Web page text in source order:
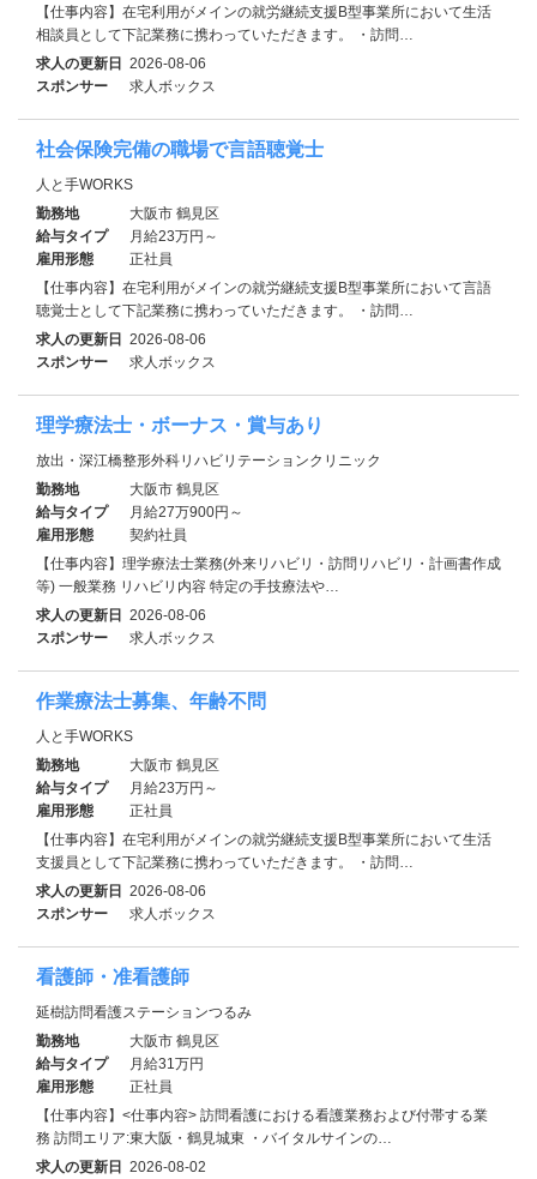
【仕事内容】在宅利用がメインの就労継続支援B型事業所において生活
相談員として下記業務に携わっていただきます。 ・訪問…
求人の更新日 2026-08-06
スポンサー
求人ボックス
社会保険完備の職場で言語聴覚士
人と手WORKS
勤務地
大阪市 鶴見区
給与タイプ
月給23万円～
雇用形態
正社員
【仕事内容】在宅利用がメインの就労継続支援B型事業所において言語
聴覚士として下記業務に携わっていただきます。 ・訪問…
求人の更新日 2026-08-06
スポンサー
求人ボックス
理学療法士・ボーナス・賞与あり
放出・深江橋整形外科リハビリテーションクリニック
勤務地
大阪市 鶴見区
給与タイプ
月給27万900円～
雇用形態
契約社員
【仕事内容】理学療法士業務(外来リハビリ・訪問リハビリ・計画書作成
等) 一般業務 リハビリ内容 特定の手技療法や…
求人の更新日 2026-08-06
スポンサー
求人ボックス
作業療法士募集、年齢不問
人と手WORKS
勤務地
大阪市 鶴見区
給与タイプ
月給23万円～
雇用形態
正社員
【仕事内容】在宅利用がメインの就労継続支援B型事業所において生活
支援員として下記業務に携わっていただきます。 ・訪問…
求人の更新日 2026-08-06
スポンサー
求人ボックス
看護師・准看護師
延樹訪問看護ステーションつるみ
勤務地
大阪市 鶴見区
給与タイプ
月給31万円
雇用形態
正社員
【仕事内容】<仕事内容> 訪問看護における看護業務および付帯する業
務 訪問エリア:東大阪・鶴見城東 ・バイタルサインの…
求人の更新日 2026-08-02